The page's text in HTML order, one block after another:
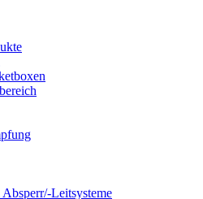
Leitsysteme